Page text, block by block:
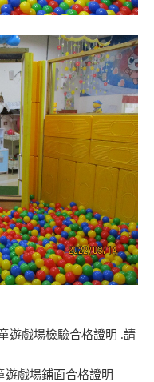
遊戲場檢驗合格證明 .請
戲場鋪面合格證明